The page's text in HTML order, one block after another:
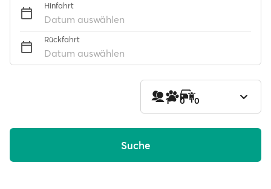
Hinfahrt
Datum auswählen
Rückfahrt
Datum auswählen
1 0 0
Suche